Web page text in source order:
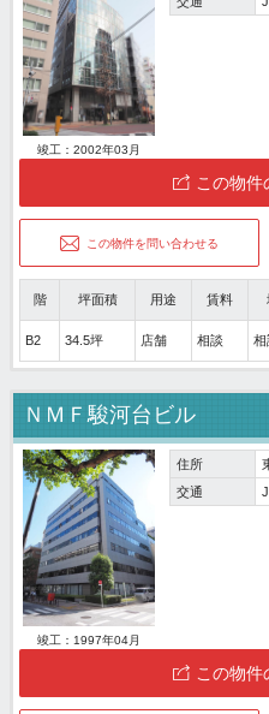
竣工：2002年03月
この物件
この物件を問い合わせる
階 坪面積 用途 賃料
B2 34.5坪 店舗 相談 相
ＮＭＦ駿河台ビル
竣工：1997年04月
住所
交通
この物件